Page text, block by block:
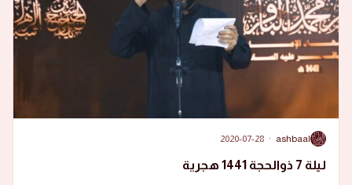
A
ashbaal
·
2020-07-28
ليلة 7 ذوالحجة 1441 هجرية